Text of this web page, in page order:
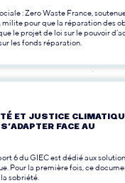
: Zero Waste France,
pour que la réparation des
le projet de loi sur le pouvoir
les fonds réparation.
ET JUSTICE
FACE AU
6 du GIEC est dédié aux
Pour la première fois, ce
sobriété.